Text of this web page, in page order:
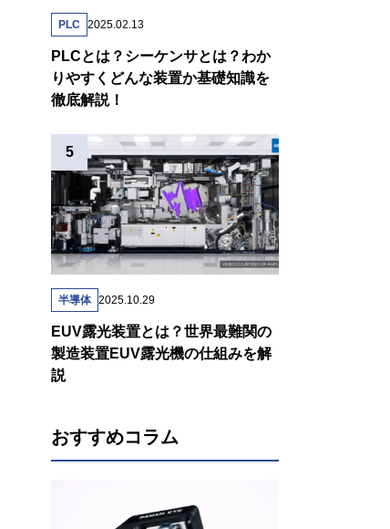
PLC 2025.02.13
PLCとは？シーケンサとは？わか
りやすくどんな装置か基礎知識を
徹底解説！
半導体 2025.10.29
EUV露光装置とは？世界最難関の
製造装置EUV露光機の仕組みを解
説
おすすめコラム